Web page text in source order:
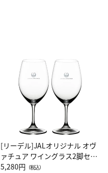
[リーデル]JALオリジナル オヴ
ァチュア ワイングラス2脚セッ
ト（レッドワイン）
5,280円 （税込）